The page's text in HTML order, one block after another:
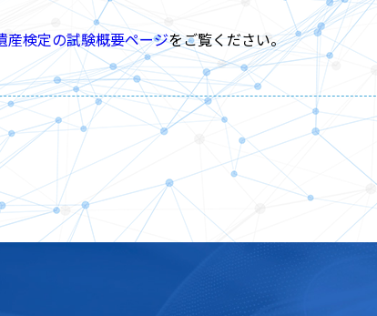
産検定の試験概要ページをご覧ください。